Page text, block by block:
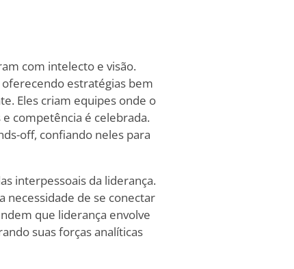
com intelecto e visão.
estratégias bem
Eles criam equipes onde o
competência é celebrada.
off, confiando neles para
interpessoais da liderança.
necessidade de se conectar
que liderança envolve
suas forças analíticas